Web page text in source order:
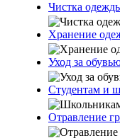
Чистка
Хранение
Уход за
Студентам и
Отравление